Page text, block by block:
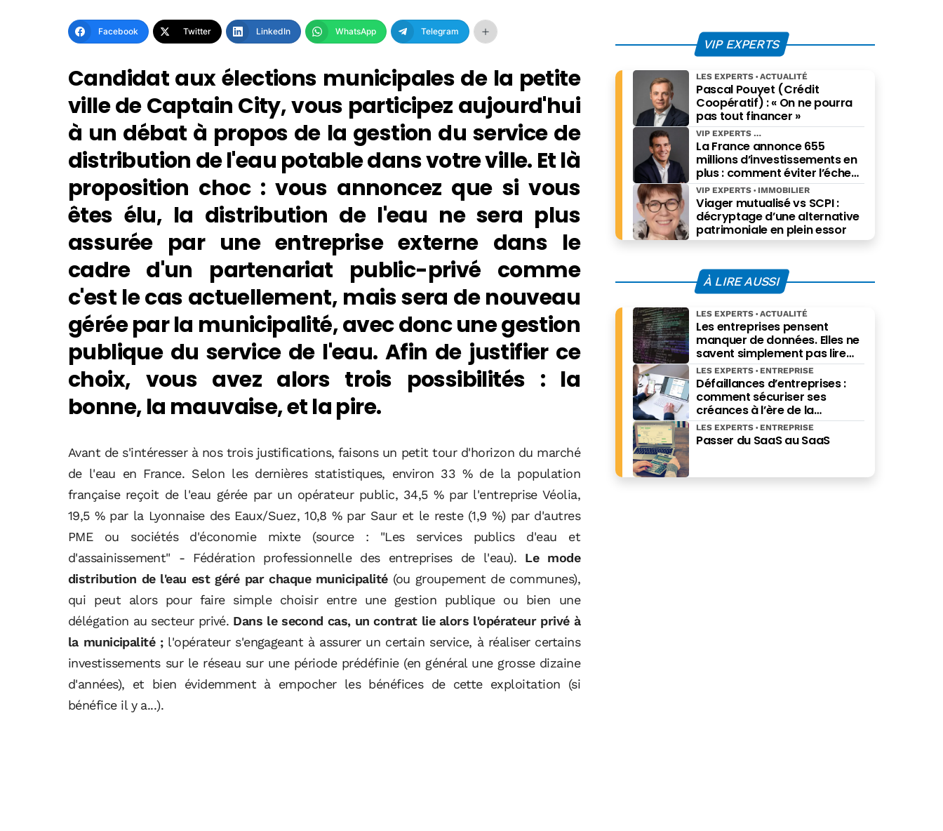
Facebook Twitter LinkedIn WhatsApp Telegram
Candidat aux élections municipales de la petite
ville de Captain City, vous participez aujourd'hui
à un débat à propos de la gestion du service de
distribution de l'eau potable dans votre ville. Et là
proposition choc : vous annoncez que si vous
êtes élu, la distribution de l'eau ne sera plus
assurée par une entreprise externe dans le
cadre d'un partenariat public-privé comme
c'est le cas actuellement, mais sera de nouveau
gérée par la municipalité, avec donc une gestion
publique du service de l'eau. Afin de justifier ce
choix, vous avez alors trois possibilités : la
bonne, la mauvaise, et la pire.
Avant de s'intéresser à nos trois justifications, faisons un petit tour d'horizon du marché
de l'eau en France. Selon les dernières statistiques, environ 33 % de la population
française reçoit de l'eau gérée par un opérateur public, 34,5 % par l'entreprise Véolia,
19,5 % par la Lyonnaise des Eaux/Suez, 10,8 % par Saur et le reste (1,9 %) par d'autres
PME ou sociétés d'économie mixte (source : "Les services publics d'eau et
d'assainissement" - Fédération professionnelle des entreprises de l'eau). Le mode
distribution de l'eau est géré par chaque municipalité(ou groupement de communes),
qui peut alors pour faire simple choisir entre une gestion publique ou bien une
délégation au secteur privé. Dans le second cas, un contrat lie alors l'opérateur privé à
la municipalité ;l'opérateur s'engageant à assurer un certain service, à réaliser certains
investissements sur le réseau sur une période prédéfinie (en général une grosse dizaine
d'années), et bien évidemment à empocher les bénéfices de cette exploitation (si
bénéfice il y a...).
VIP EXPERTS
Pascal Pouyet (Crédit
Coopératif) : « On ne pourra
pas tout financer »
LES EXPERTS ACTUALITÉ
La France annonce 655
millions d’investissements en
plus : comment éviter l’échec
des projets à grande échelle ?
VIP EXPERTS
Viager mutualisé vs SCPI :
décryptage d’une alternative
patrimoniale en plein essor
VIP EXPERTS IMMOBILIER
À LIRE AUSSI
Les entreprises pensent
manquer de données. Elles ne
savent simplement pas lire
celles qu’elles possèdent déjà.
LES EXPERTS ACTUALITÉ
Défaillances d’entreprises :
comment sécuriser ses
créances à l’ère de la
facturation électronique ?
LES EXPERTS ENTREPRISE
Passer du SaaS au SaaS
LES EXPERTS ENTREPRISE